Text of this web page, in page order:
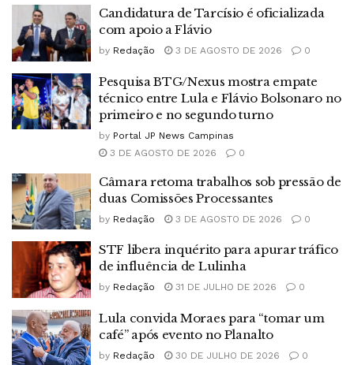
Candidatura de Tarcísio é oficializada
com apoio a Flávio
by Redação 3 DE AGOSTO DE 2026 0
Pesquisa BTG/Nexus mostra empate
técnico entre Lula e Flávio Bolsonaro no
primeiro e no segundo turno
by Portal JP News Campinas
3 DE AGOSTO DE 2026
0
Câmara retoma trabalhos sob pressão de
duas Comissões Processantes
by Redação 3 DE AGOSTO DE 2026 0
STF libera inquérito para apurar tráfico
de influência de Lulinha
by Redação 31 DE JULHO DE 2026 0
Lula convida Moraes para “tomar um
café” após evento no Planalto
by Redação 30 DE JULHO DE 2026 0